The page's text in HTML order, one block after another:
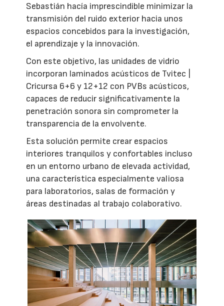
Sebastián hacía imprescindible minimizar la
transmisión del ruido exterior hacia unos
espacios concebidos para la investigación,
el aprendizaje y la innovación.
Con este objetivo, las unidades de vidrio
incorporan laminados acústicos de Tvitec |
Cricursa 6+6 y 12+12 con PVBs acústicos,
capaces de reducir significativamente la
penetración sonora sin comprometer la
transparencia de la envolvente.
Esta solución permite crear espacios
interiores tranquilos y confortables incluso
en un entorno urbano de elevada actividad,
una característica especialmente valiosa
para laboratorios, salas de formación y
áreas destinadas al trabajo colaborativo.